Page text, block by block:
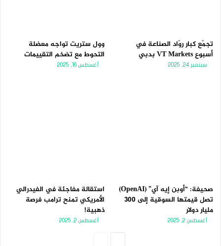
تجمّع كبار روّاد الصناعة في
أسبوع VT Markets بدبي
سبتمبر 24, 2025
وول ستريت تواجه معضلة
التحوط مع تضخم التقييمات
أغسطس 16, 2025
صحيفة: “أوبن إيه آي” (OpenAI)
تصل قيمتها السوقية إلى 300
مليار دولار
أغسطس 2, 2025
استقالة مفاجئة في الفيدرالي
الأمريكي تمنح ترامب فرصة
ذهبية!
أغسطس 2, 2025